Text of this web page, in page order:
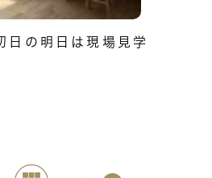
日の明日は現場見学